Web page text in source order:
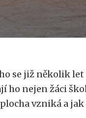
se již několik
ho nejen žáci
vzniká a jak